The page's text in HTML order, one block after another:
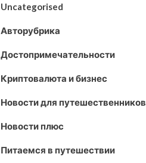
Uncategorised
Авторубрика
Достопримечательности
Криптовалюта и бизнес
Новости для путешественников
Новости плюс
Питаемся в путешествии